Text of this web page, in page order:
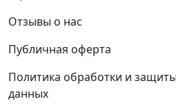
Отзывы о нас
Публичная оферта
Политика обработки и
данных